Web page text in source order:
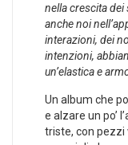
nella crescita dei
anche noi
interazioni, dei
intenzioni,
un’elastica e
Un album che
e alzare un po’
triste, con pezzi